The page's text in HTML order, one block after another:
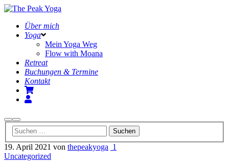
Über mich
Yoga
Mein Yoga Weg
Flow with Moana
Retreat
Buchungen & Termine
Kontakt
Suchen
Hauptmenü
19. April 2021 von thepeakyoga 1
Uncategorized